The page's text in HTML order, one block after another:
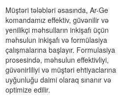
Müştəri tələbləri əsasında, Ar-Ge
komandamız effektiv, güvənilir və
yenilikçi məhsulların inkişafı üçün
məhsulun inkişafı və formülasiya
çalışmalarına başlayır. Formulasiya
prosesində, məhsulun effektivliyi,
güvənirliliyi və müştəri ehtiyaclarına
uyğunluğu daimi olaraq sınanır və
optimize edilir.